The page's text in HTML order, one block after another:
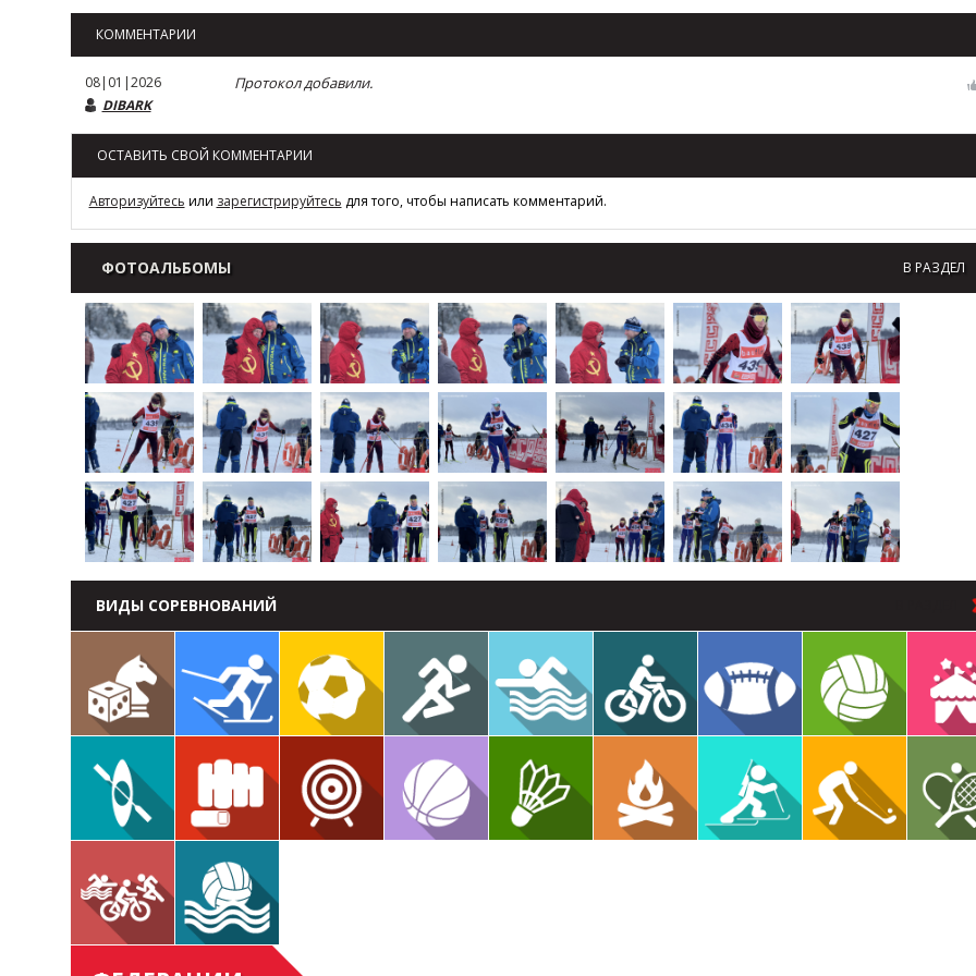
КОММЕНТАРИИ
08|01|2026
DIBARK
Протокол добавили.
ОСТАВИТЬ СВОЙ КОММЕНТАРИИ
Авторизуйтесь или зарегистрируйтесь для того, чтобы написать комментарий.
ФОТОАЛЬБОМЫ В РАЗДЕЛ
ВИДЫ СОРЕВНОВАНИЙ